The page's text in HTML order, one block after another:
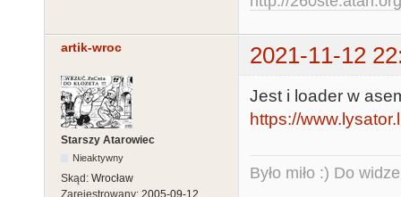
artik-wroc 2021-11-12
Starszy Atarowiec
Nieaktywny
Skąd: Wrocław
Zarejestrowany: 2005-09-12
Jest i loader w
https://
Było miło :) Do